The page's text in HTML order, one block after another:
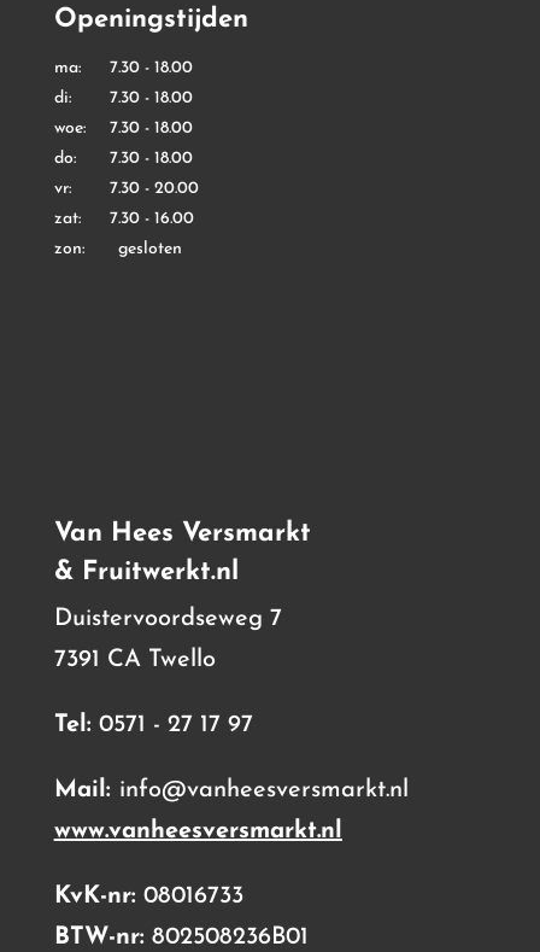
Openingstijden
ma: 7.30 - 18.00
di: 7.30 - 18.00
woe: 7.30 - 18.00
do: 7.30 - 18.00
vr: 7.30 - 20.00
zat: 7.30 - 16.00
zon: gesloten
Van Hees Versmarkt
& Fruitwerkt.nl
Duistervoordseweg 7
7391 CA Twello
Tel: 0571 - 27 17 97
Mail: info@vanheesversmarkt.nl
www.vanheesversmarkt.nl
KvK-nr: 08016733
BTW-nr: 802508236B01